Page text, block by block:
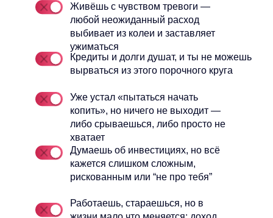
Живёшь с чувством тревоги —
любой неожиданный расход
выбивает из колеи и заставляет
ужиматься
Кредиты и долги душат, и ты не можешь
вырваться из этого порочного круга
Уже устал «пытаться начать
копить», но ничего не выходит —
либо срываешься, либо просто не
хватает
Думаешь об инвестициях, но всё
кажется слишком сложным,
рискованным или “не про тебя”
Работаешь, стараешься, но в